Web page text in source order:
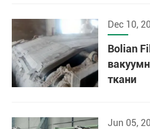
Dec 10,
Bolian
ткани
Jun 05,